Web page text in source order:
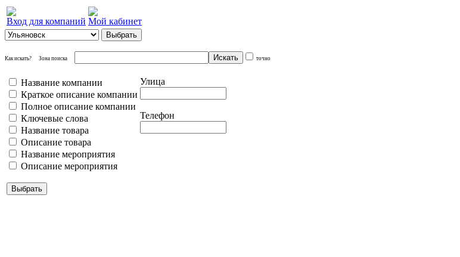
Вход для компаний Мой кабинет
Как искать? Зона поиска точно
Название компании
Краткое описание компании
Полное описание компании
Ключевые слова
Название товара
Описание товара
Название мероприятия
Описание мероприятия
Улица
Телефон